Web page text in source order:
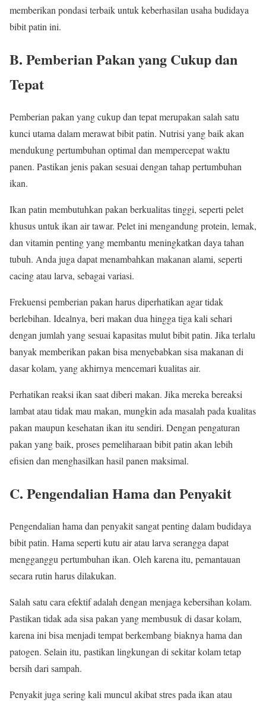
memberikan pondasi terbaik untuk keberhasilan usaha budidaya
bibit patin ini.
B. Pemberian Pakan yang Cukup dan
Tepat
Pemberian pakan yang cukup dan tepat merupakan salah satu
kunci utama dalam merawat bibit patin. Nutrisi yang baik akan
mendukung pertumbuhan optimal dan mempercepat waktu
panen. Pastikan jenis pakan sesuai dengan tahap pertumbuhan
ikan.
Ikan patin membutuhkan pakan berkualitas tinggi, seperti pelet
khusus untuk ikan air tawar. Pelet ini mengandung protein, lemak,
dan vitamin penting yang membantu meningkatkan daya tahan
tubuh. Anda juga dapat menambahkan makanan alami, seperti
cacing atau larva, sebagai variasi.
Frekuensi pemberian pakan harus diperhatikan agar tidak
berlebihan. Idealnya, beri makan dua hingga tiga kali sehari
dengan jumlah yang sesuai kapasitas mulut bibit patin. Jika terlalu
banyak memberikan pakan bisa menyebabkan sisa makanan di
dasar kolam, yang akhirnya mencemari kualitas air.
Perhatikan reaksi ikan saat diberi makan. Jika mereka bereaksi
lambat atau tidak mau makan, mungkin ada masalah pada kualitas
pakan maupun kesehatan ikan itu sendiri. Dengan pengaturan
pakan yang baik, proses pemeliharaan bibit patin akan lebih
efisien dan menghasilkan hasil panen maksimal.
C. Pengendalian Hama dan Penyakit
Pengendalian hama dan penyakit sangat penting dalam budidaya
bibit patin. Hama seperti kutu air atau larva serangga dapat
mengganggu pertumbuhan ikan. Oleh karena itu, pemantauan
secara rutin harus dilakukan.
Salah satu cara efektif adalah dengan menjaga kebersihan kolam.
Pastikan tidak ada sisa pakan yang membusuk di dasar kolam,
karena ini bisa menjadi tempat berkembang biaknya hama dan
patogen. Selain itu, pastikan lingkungan di sekitar kolam tetap
bersih dari sampah.
Penyakit juga sering kali muncul akibat stres pada ikan atau